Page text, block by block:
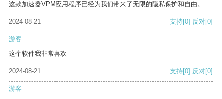
这款加速器VPM应用程序已经为我们带来了无限的隐私保护和自由。
2024-08-21 支持[0] 反对[0]
游客
这个软件我非常喜欢
2024-08-21 支持[0] 反对[0]
游客